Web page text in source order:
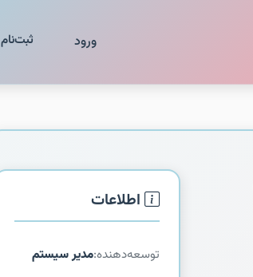
ورود ثبت‌نام
اطلاعات
توسعه‌دهنده:مدیر سیستم